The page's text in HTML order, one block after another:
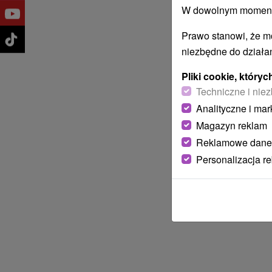
W dowolnym
Prawo stanowi, że
niezbędne do
Pliki cookie,
Techniczne i
Analityczne i
Magazyn reklam
Reklamowe
Personalizacja